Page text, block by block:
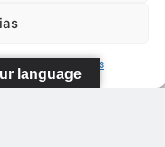
Protección de Datos
language